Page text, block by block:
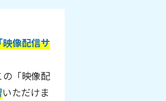
像配信サ
「映像配
いただけま